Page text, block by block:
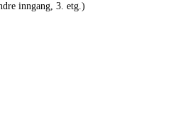
inngang, 3. etg.)